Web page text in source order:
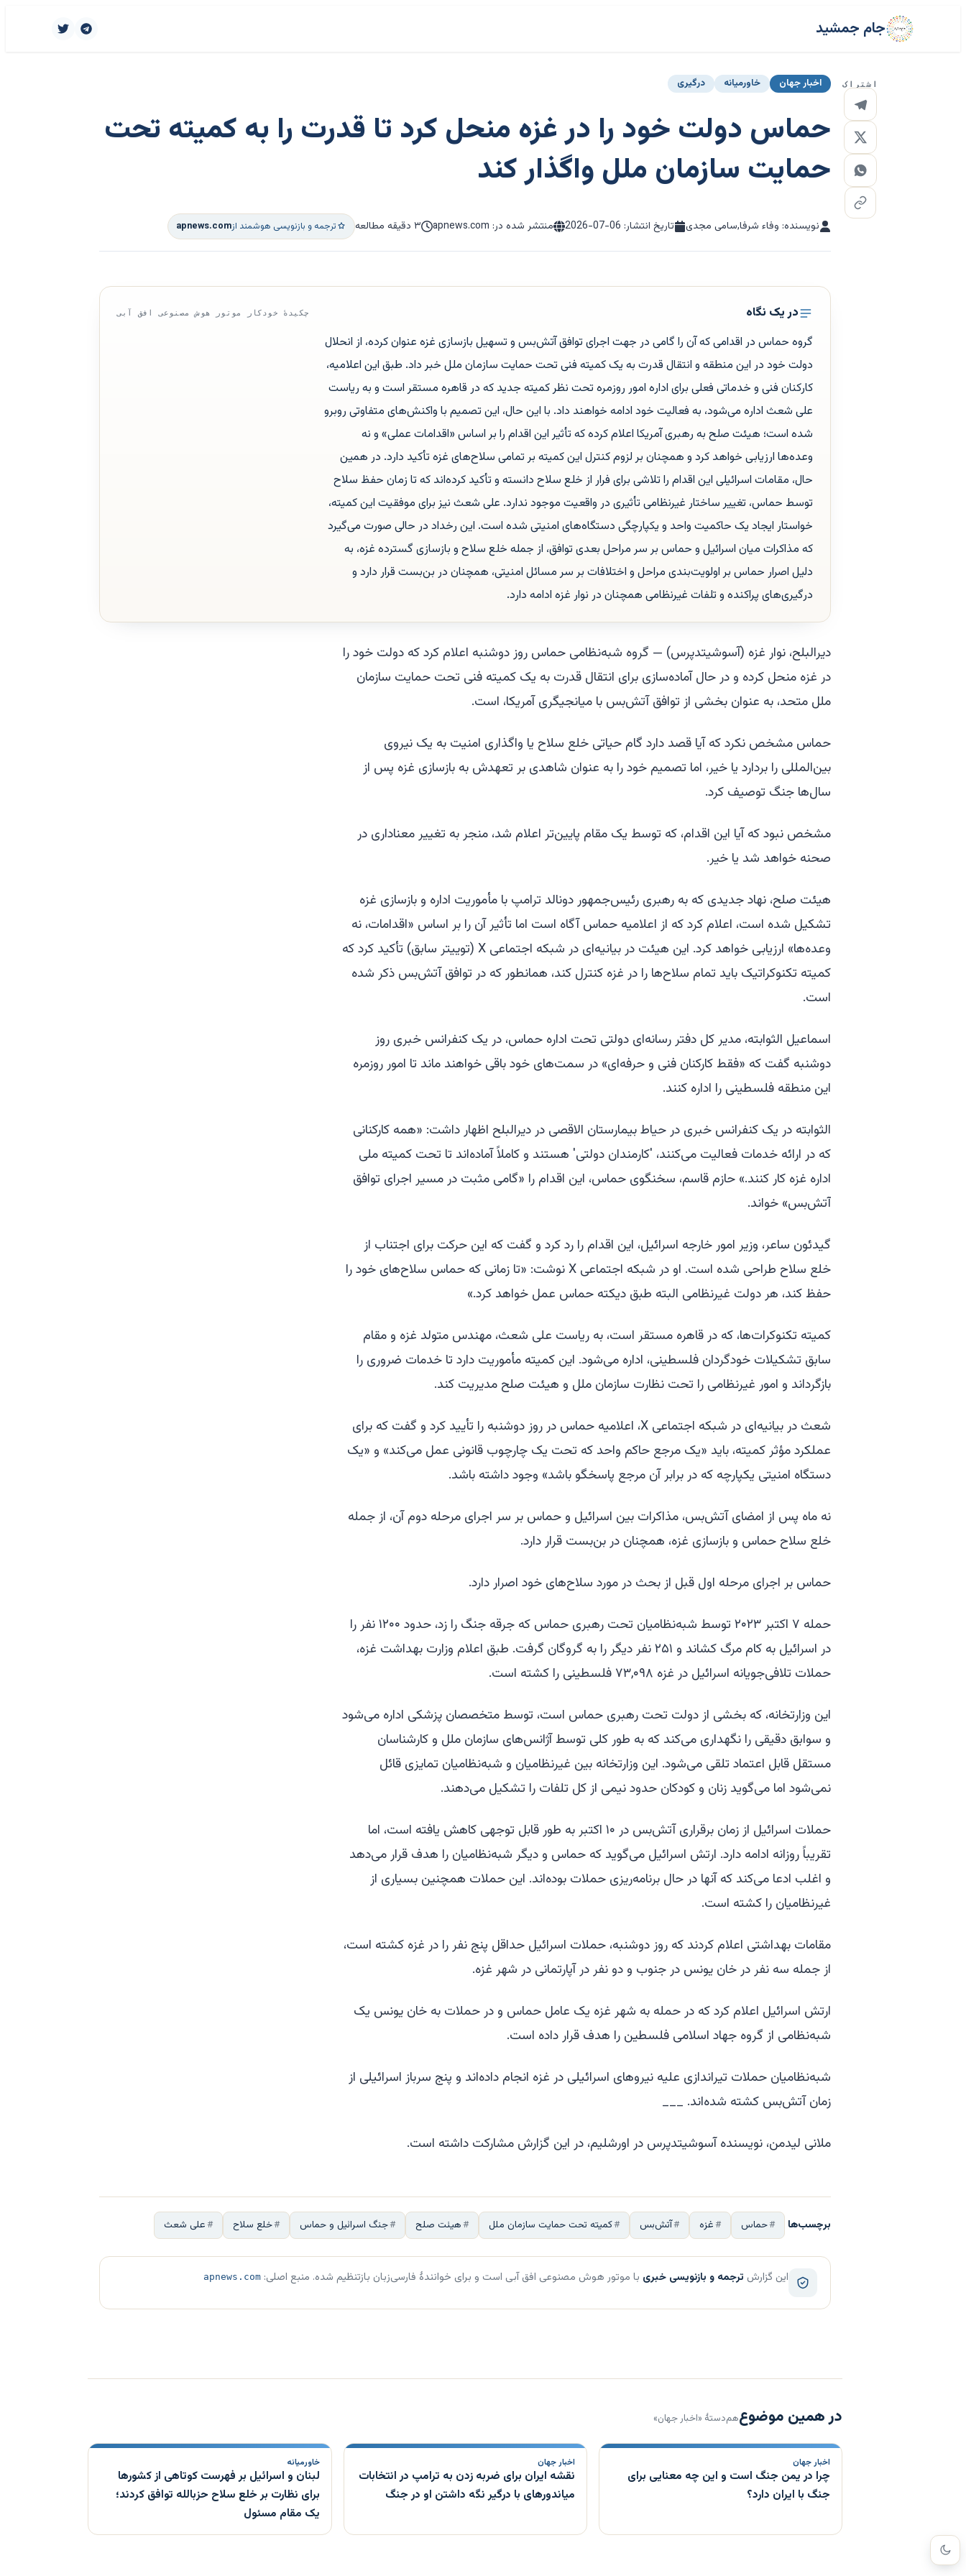
جام جمشید
اشتراک اخبار جهان خاورمیانه درگیری
حماس دولت خود را در غزه منحل کرد تا قدرت را به کمیته تحت
حمایت سازمان ملل واگذار کند
نویسنده: وفاء شرفا,سامی مجدی تاریخ انتشار: 2026-07-06 منتشر شده در: apnews.com ۳ دقیقه مطالعه ترجمه و بازنویسی هوشمند ازapnews.com
در یک نگاه چکیدهٔ خودکار موتور هوش مصنوعی افق آبی
گروه حماس در اقدامی که آن را گامی در جهت اجرای توافق آتش‌بس و تسهیل بازسازی غزه عنوان کرده، از انحلال
دولت خود در این منطقه و انتقال قدرت به یک کمیته فنی تحت حمایت سازمان ملل خبر داد. طبق این اعلامیه،
کارکنان فنی و خدماتی فعلی برای اداره امور روزمره تحت نظر کمیته جدید که در قاهره مستقر است و به ریاست
علی شعث اداره می‌شود، به فعالیت خود ادامه خواهند داد. با این حال، این تصمیم با واکنش‌های متفاوتی روبرو
شده است؛ هیئت صلح به رهبری آمریکا اعلام کرده که تأثیر این اقدام را بر اساس «اقدامات عملی» و نه
وعده‌ها ارزیابی خواهد کرد و همچنان بر لزوم کنترل این کمیته بر تمامی سلاح‌های غزه تأکید دارد. در همین
حال، مقامات اسرائیلی این اقدام را تلاشی برای فرار از خلع سلاح دانسته و تأکید کرده‌اند که تا زمان حفظ سلاح
توسط حماس، تغییر ساختار غیرنظامی تأثیری در واقعیت موجود ندارد. علی شعث نیز برای موفقیت این کمیته،
خواستار ایجاد یک حاکمیت واحد و یکپارچگی دستگاه‌های امنیتی شده است. این رخداد در حالی صورت می‌گیرد
که مذاکرات میان اسرائیل و حماس بر سر مراحل بعدی توافق، از جمله خلع سلاح و بازسازی گسترده غزه، به
دلیل اصرار حماس بر اولویت‌بندی مراحل و اختلافات بر سر مسائل امنیتی، همچنان در بن‌بست قرار دارد و
درگیری‌های پراکنده و تلفات غیرنظامی همچنان در نوار غزه ادامه دارد.
دیرالبلح، نوار غزه (آسوشیتدپرس) — گروه شبه‌نظامی حماس روز دوشنبه اعلام کرد که دولت خود را
در غزه منحل کرده و در حال آماده‌سازی برای انتقال قدرت به یک کمیته فنی تحت حمایت سازمان
ملل متحد، به عنوان بخشی از توافق آتش‌بس با میانجیگری آمریکا، است.
حماس مشخص نکرد که آیا قصد دارد گام حیاتی خلع سلاح یا واگذاری امنیت به یک نیروی
بین‌المللی را بردارد یا خیر، اما تصمیم خود را به عنوان شاهدی بر تعهدش به بازسازی غزه پس از
سال‌ها جنگ توصیف کرد.
مشخص نبود که آیا این اقدام، که توسط یک مقام پایین‌تر اعلام شد، منجر به تغییر معناداری در
صحنه خواهد شد یا خیر.
هیئت صلح، نهاد جدیدی که به رهبری رئیس‌جمهور دونالد ترامپ با مأموریت اداره و بازسازی غزه
تشکیل شده است، اعلام کرد که از اعلامیه حماس آگاه است اما تأثیر آن را بر اساس «اقدامات، نه
وعده‌ها» ارزیابی خواهد کرد. این هیئت در بیانیه‌ای در شبکه اجتماعی X (توییتر سابق) تأکید کرد که
کمیته تکنوکراتیک باید تمام سلاح‌ها را در غزه کنترل کند، همانطور که در توافق آتش‌بس ذکر شده
است.
اسماعیل الثوابته، مدیر کل دفتر رسانه‌ای دولتی تحت اداره حماس، در یک کنفرانس خبری روز
دوشنبه گفت که «فقط کارکنان فنی و حرفه‌ای» در سمت‌های خود باقی خواهند ماند تا امور روزمره
این منطقه فلسطینی را اداره کنند.
الثوابته در یک کنفرانس خبری در حیاط بیمارستان الاقصی در دیرالبلح اظهار داشت: «همه کارکنانی
که در ارائه خدمات فعالیت می‌کنند، 'کارمندان دولتی' هستند و کاملاً آماده‌اند تا تحت کمیته ملی
اداره غزه کار کنند.» حازم قاسم، سخنگوی حماس، این اقدام را «گامی مثبت در مسیر اجرای توافق
آتش‌بس» خواند.
گیدئون ساعر، وزیر امور خارجه اسرائیل، این اقدام را رد کرد و گفت که این حرکت برای اجتناب از
خلع سلاح طراحی شده است. او در شبکه اجتماعی X نوشت: «تا زمانی که حماس سلاح‌های خود را
حفظ کند، هر دولت غیرنظامی البته طبق دیکته حماس عمل خواهد کرد.»
کمیته تکنوکرات‌ها، که در قاهره مستقر است، به ریاست علی شعث، مهندس متولد غزه و مقام
سابق تشکیلات خودگردان فلسطینی، اداره می‌شود. این کمیته مأموریت دارد تا خدمات ضروری را
بازگرداند و امور غیرنظامی را تحت نظارت سازمان ملل و هیئت صلح مدیریت کند.
شعث در بیانیه‌ای در شبکه اجتماعی X، اعلامیه حماس در روز دوشنبه را تأیید کرد و گفت که برای
عملکرد مؤثر کمیته، باید «یک مرجع حاکم واحد که تحت یک چارچوب قانونی عمل می‌کند» و «یک
دستگاه امنیتی یکپارچه که در برابر آن مرجع پاسخگو باشد» وجود داشته باشد.
نه ماه پس از امضای آتش‌بس، مذاکرات بین اسرائیل و حماس بر سر اجرای مرحله دوم آن، از جمله
خلع سلاح حماس و بازسازی غزه، همچنان در بن‌بست قرار دارد.
حماس بر اجرای مرحله اول قبل از بحث در مورد سلاح‌های خود اصرار دارد.
حمله ۷ اکتبر ۲۰۲۳ توسط شبه‌نظامیان تحت رهبری حماس که جرقه جنگ را زد، حدود ۱۲۰۰ نفر را
در اسرائیل به کام مرگ کشاند و ۲۵۱ نفر دیگر را به گروگان گرفت. طبق اعلام وزارت بهداشت غزه،
حملات تلافی‌جویانه اسرائیل در غزه ۷۳,۰۹۸ فلسطینی را کشته است.
این وزارتخانه، که بخشی از دولت تحت رهبری حماس است، توسط متخصصان پزشکی اداره می‌شود
و سوابق دقیقی را نگهداری می‌کند که به طور کلی توسط آژانس‌های سازمان ملل و کارشناسان
مستقل قابل اعتماد تلقی می‌شود. این وزارتخانه بین غیرنظامیان و شبه‌نظامیان تمایزی قائل
نمی‌شود اما می‌گوید زنان و کودکان حدود نیمی از کل تلفات را تشکیل می‌دهند.
حملات اسرائیل از زمان برقراری آتش‌بس در ۱۰ اکتبر به طور قابل توجهی کاهش یافته است، اما
تقریباً روزانه ادامه دارد. ارتش اسرائیل می‌گوید که حماس و دیگر شبه‌نظامیان را هدف قرار می‌دهد
و اغلب ادعا می‌کند که آنها در حال برنامه‌ریزی حملات بوده‌اند. این حملات همچنین بسیاری از
غیرنظامیان را کشته است.
مقامات بهداشتی اعلام کردند که روز دوشنبه، حملات اسرائیل حداقل پنج نفر را در غزه کشته است،
از جمله سه نفر در خان یونس در جنوب و دو نفر در آپارتمانی در شهر غزه.
ارتش اسرائیل اعلام کرد که در حمله به شهر غزه یک عامل حماس و در حملات به خان یونس یک
شبه‌نظامی از گروه جهاد اسلامی فلسطین را هدف قرار داده است.
شبه‌نظامیان حملات تیراندازی علیه نیروهای اسرائیلی در غزه انجام داده‌اند و پنج سرباز اسرائیلی از
زمان آتش‌بس کشته شده‌اند. ___
ملانی لیدمن، نویسنده آسوشیتدپرس در اورشلیم، در این گزارش مشارکت داشته است.
برچسب‌ها حماس غزه آتش‌بس کمیته تحت حمایت سازمان ملل هیئت صلح جنگ اسرائیل و حماس خلع سلاح علی شعث
این گزارش ترجمه و بازنویسی خبری با موتور هوش مصنوعی افق آبی است و برای خوانندهٔ فارسی‌زبان بازتنظیم شده. منبع اصلی: apnews.com
در همین موضوعهم‌دستهٔ «اخبار جهان»
اخبار جهان
چرا در یمن جنگ است و این چه معنایی برای
جنگ با ایران دارد؟
اخبار جهان
نقشه ایران برای ضربه زدن به ترامپ در انتخابات
میاندورهای با درگیر نگه داشتن او در جنگ
خاورمیانه
لبنان و اسرائیل بر فهرست کوتاهی از کشورها
برای نظارت بر خلع سلاح حزبالله توافق کردند؛
یک مقام مسئول